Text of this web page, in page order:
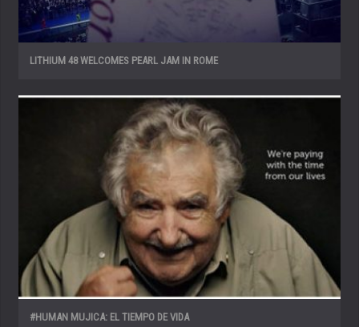
LITHIUM 48 WELCOMES PEARL JAM IN ROME
#HUMAN MUJICA: EL TIEMPO DE VIDA